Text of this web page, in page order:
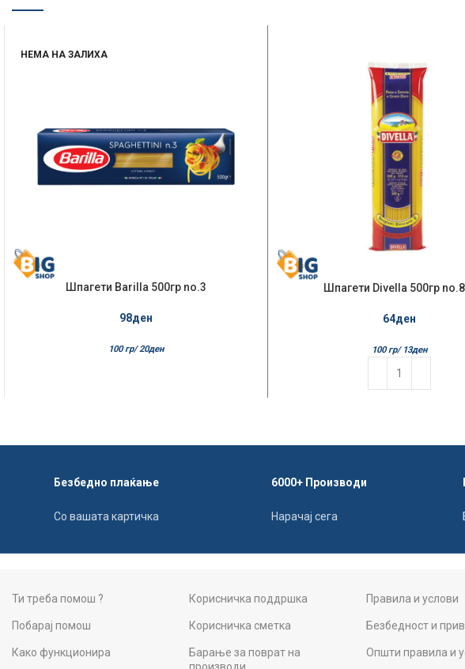
НЕМА НА ЗАЛИХА
Шпагети Barilla 500гр no.3
98ден
100 гр/ 20ден
Шпагети Divella 500гр
64ден
100 гр/ 13ден
Безбедно плаќање
Со вашата картичка
6000+ Производи
Нарачај сега
Ти треба помош ?
Побарај помош
Како функционира
Корисничка поддршка
Корисничка сметка
Барање за поврат на
производи
Правила и услови
Безбедност и
Општи правила и